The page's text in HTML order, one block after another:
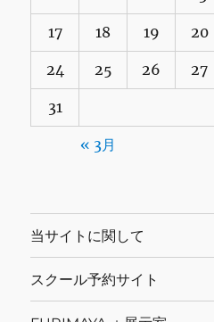
17 18 19 20
24 25 26 27
31
« 3月
当サイトに関して
スクール予約サイト